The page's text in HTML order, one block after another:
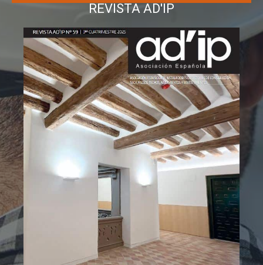
REVISTA AD'IP